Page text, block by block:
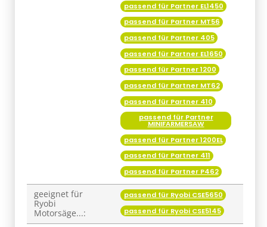
passend für Partner EL1450
passend für Partner MT56
passend für Partner 405
passend für Partner EL1650
passend für Partner 1200
passend für Partner MT62
passend für Partner 410
passend für Partner
MINIFARMERSAW
passend für Partner 1200EL
passend für Partner 411
passend für Partner P462
geeignet für
Ryobi
Motorsäge...:
passend für Ryobi CSE5650
passend für Ryobi CSE5145